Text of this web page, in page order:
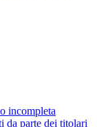
incompleta
da parte dei titolari